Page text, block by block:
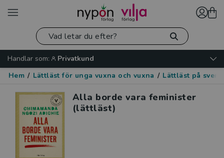
Handlar som:
Privatkund
Hem / Lättläst för unga vuxna och vuxna / Lättläst på
Alla borde vara feminister
(lättläst)